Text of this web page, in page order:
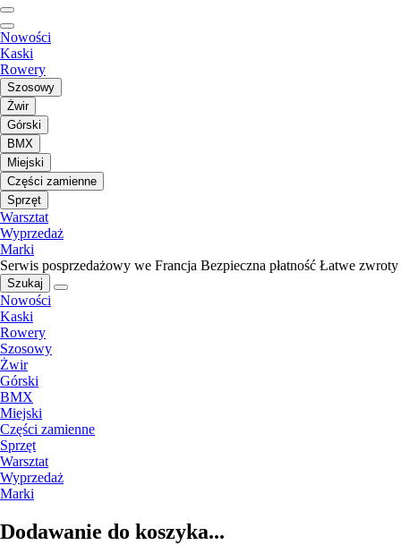
Nowości
Kaski
Rowery
Szosowy
Żwir
Górski
BMX
Miejski
Części zamienne
Sprzęt
Warsztat
Wyprzedaż
Marki
Serwis posprzedażowy we Francja Bezpieczna płatność Łatwe zwroty
Szukaj
Nowości
Kaski
Rowery
Szosowy
Żwir
Górski
BMX
Miejski
Części zamienne
Sprzęt
Warsztat
Wyprzedaż
Marki
Dodawanie do koszyka...